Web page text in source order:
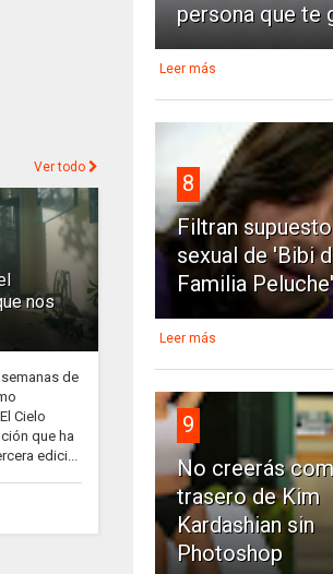
Ver todo
nos
de
Cielo
que ha
edici...
persona que te
Leer más
8
Filtran
sexual de 'Bibi
Familia Peluche'
Leer más
9
No creerás
trasero de Kim
Kardashian sin
Photoshop